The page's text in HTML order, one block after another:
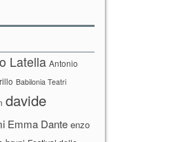
Latella Antonio
Babilonia Teatri
davide
Emma Dante enzo